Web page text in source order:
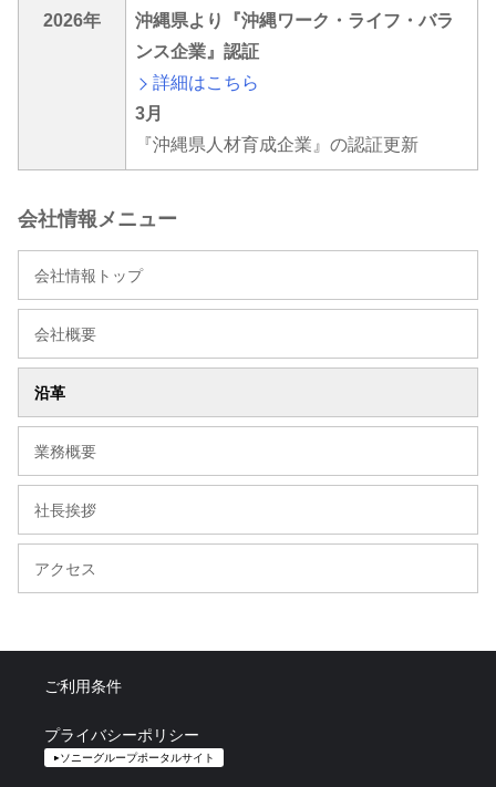
2026年
沖縄県より『沖縄ワーク・ライフ・バラ
ンス企業』認証
詳細はこちら
3月
『沖縄県人材育成企業』の認証更新
会社情報メニュー
会社情報トップ
会社概要
沿革
業務概要
社長挨拶
アクセス
ご利用条件
プライバシーポリシー
ソニーグループポータルサイト